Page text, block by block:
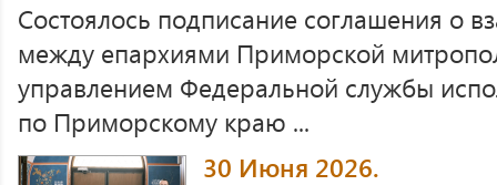
Состоялось подписание соглашения о
между епархиями Приморской
управлением Федеральной службы
по Приморскому краю ...
30 Июня 2026.